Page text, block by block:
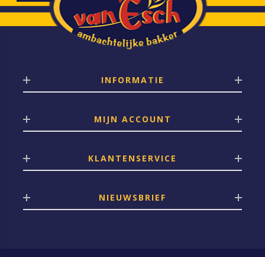
INFORMATIE
MIJN ACCOUNT
KLANTENSERVICE
NIEUWSBRIEF